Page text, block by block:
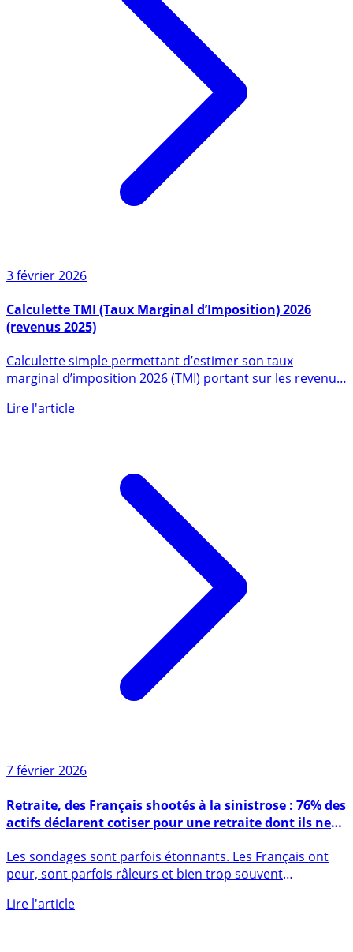
3 février 2026
Calculette TMI (Taux Marginal d’Imposition) 2026
(revenus 2025)
Calculette simple permettant d’estimer son taux
marginal d’imposition 2026 (TMI) portant sur les revenus
Lire l'article
7 février 2026
Retraite, des Français shootés à la sinistrose : 76% des
actifs déclarent cotiser pour une retraite dont ils ne
Les sondages sont parfois étonnants. Les Français ont
peur, sont parfois râleurs et bien trop souvent
Lire l'article